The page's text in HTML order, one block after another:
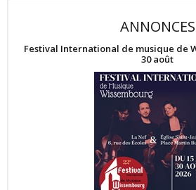
ANNONCES
Festival International de musique de
30 août